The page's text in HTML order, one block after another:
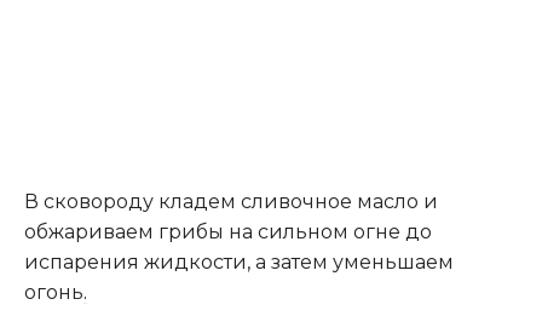
В сковороду кладем сливочное масло и
обжариваем грибы на сильном огне до
испарения жидкости, а затем уменьшаем
огонь.